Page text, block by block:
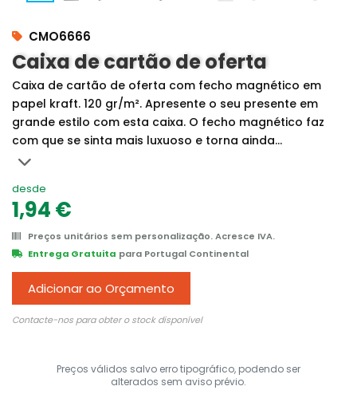
CMO6666
Caixa de cartão de oferta
Caixa de cartão de oferta com fecho magnético em
papel kraft. 120 gr/m². Apresente o seu presente em
grande estilo com esta caixa. O fecho magnético faz
com que se sinta mais luxuoso e torna ainda...
desde
1,94 €
Preços unitários sem personalização. Acresce IVA.
Entrega Gratuita para Portugal Continental
Adicionar ao Orçamento
Contacte-nos para obter o stock disponível
Preços válidos salvo erro tipográfico, podendo ser
alterados sem aviso prévio.